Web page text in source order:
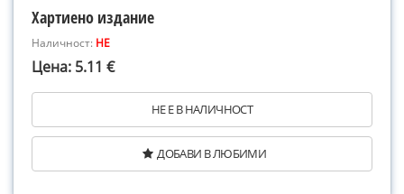
Хартиено издание
Наличност: НЕ
Цена: 5.11 €
НЕ Е В НАЛИЧНОСТ
ДОБАВИ В ЛЮБИМИ